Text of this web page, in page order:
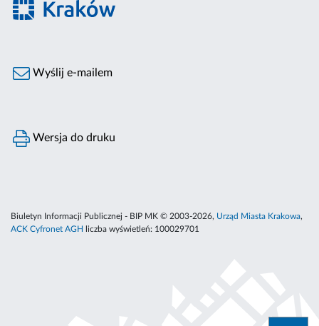
Wyślij e-mailem
Wersja do druku
Biuletyn Informacji Publicznej - BIP MK © 2003-2026, Urząd Miasta Krakowa,
ACK Cyfronet AGH
liczba wyświetleń: 100029701